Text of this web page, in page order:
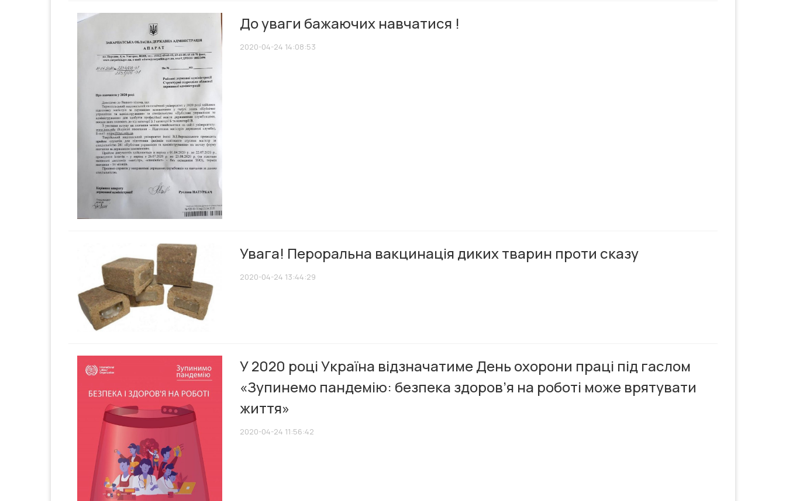
До уваги бажаючих навчатися !
2020-04-24 14:08:53
Увага! Пероральна вакцинація диких тварин проти сказу
2020-04-24 13:44:29
У 2020 році Україна відзначатиме День охорони праці під гаслом
«Зупинемо пандемію: безпека здоров’я на роботі може врятувати
життя»
2020-04-24 11:56:42